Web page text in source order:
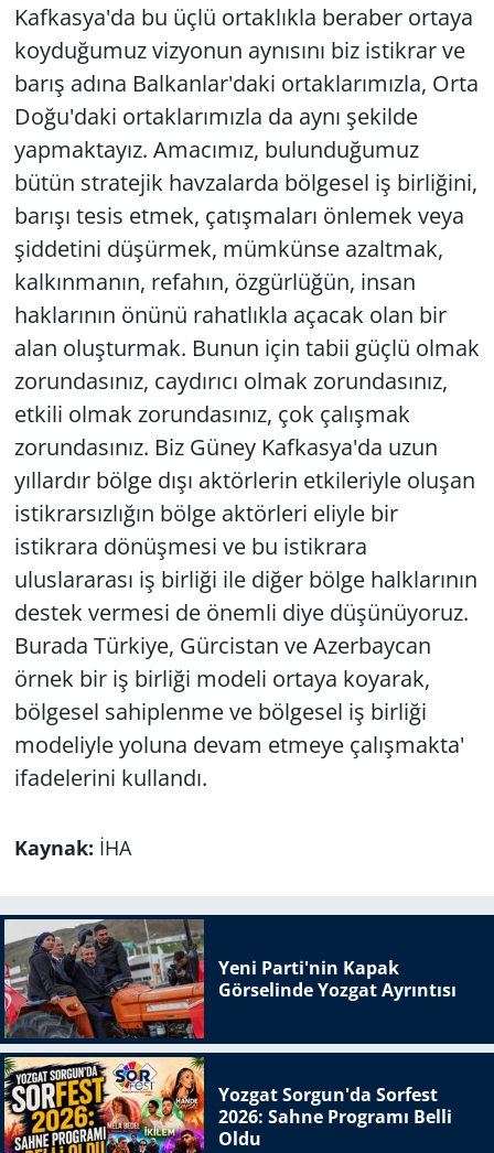
Kafkasya'da bu üçlü ortaklıkla beraber ortaya
koyduğumuz vizyonun aynısını biz istikrar ve
barış adına Balkanlar'daki ortaklarımızla, Orta
Doğu'daki ortaklarımızla da aynı şekilde
yapmaktayız. Amacımız, bulunduğumuz
bütün stratejik havzalarda bölgesel iş birliğini,
barışı tesis etmek, çatışmaları önlemek veya
şiddetini düşürmek, mümkünse azaltmak,
kalkınmanın, refahın, özgürlüğün, insan
haklarının önünü rahatlıkla açacak olan bir
alan oluşturmak. Bunun için tabii güçlü olmak
zorundasınız, caydırıcı olmak zorundasınız,
etkili olmak zorundasınız, çok çalışmak
zorundasınız. Biz Güney Kafkasya'da uzun
yıllardır bölge dışı aktörlerin etkileriyle oluşan
istikrarsızlığın bölge aktörleri eliyle bir
istikrara dönüşmesi ve bu istikrara
uluslararası iş birliği ile diğer bölge halklarının
destek vermesi de önemli diye düşünüyoruz.
Burada Türkiye, Gürcistan ve Azerbaycan
örnek bir iş birliği modeli ortaya koyarak,
bölgesel sahiplenme ve bölgesel iş birliği
modeliyle yoluna devam etmeye çalışmakta'
ifadelerini kullandı.
Kaynak: İHA
Yeni Parti'nin Kapak
Görselinde Yozgat Ayrıntısı
Yozgat Sorgun'da Sorfest
2026: Sahne Programı Belli
Oldu